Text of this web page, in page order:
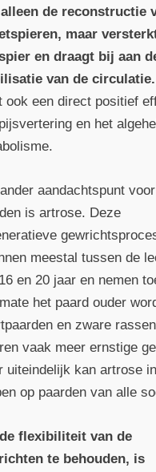
de reconstructie
maar
en draagt bij aan
van de circulatie.
ook een direct positief
en het
aandachtspunt
is artrose. Deze
meestal tussen de
en 20 jaar en nemen
het paard ouder
en zware rassen
vaak meer ernstige
uiteindelijk kan artrose
op paarden van alle
flexibiliteit van de
te behouden, is